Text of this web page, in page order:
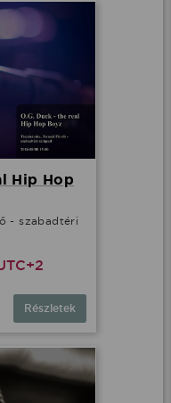
Hip Hop
- szabadtéri
Részletek